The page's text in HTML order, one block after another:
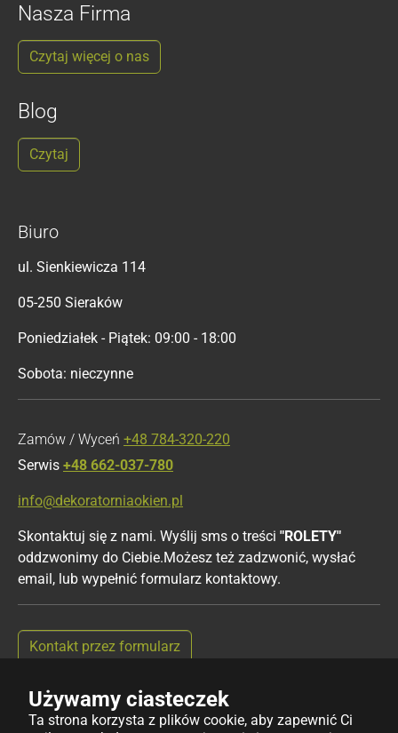
Używamy ciasteczek
Ta strona korzysta z plików cookie, aby zapewnić Ci
Nasza Firma
Czytaj więcej o nas
Blog
Czytaj
Biuro
ul. Sienkiewicza 114
05-250 Sieraków
Poniedziałek - Piątek: 09:00 - 18:00
Sobota: nieczynne
Zamów / Wyceń +48 784-320-220
Serwis +48 662-037-780
info@dekoratorniaokien.pl
Skontaktuj się z nami. Wyślij sms o treści "ROLETY"
oddzwonimy do Ciebie.Możesz też zadzwonić, wysłać
email, lub wypełnić formularz kontaktowy.
Kontakt przez formularz